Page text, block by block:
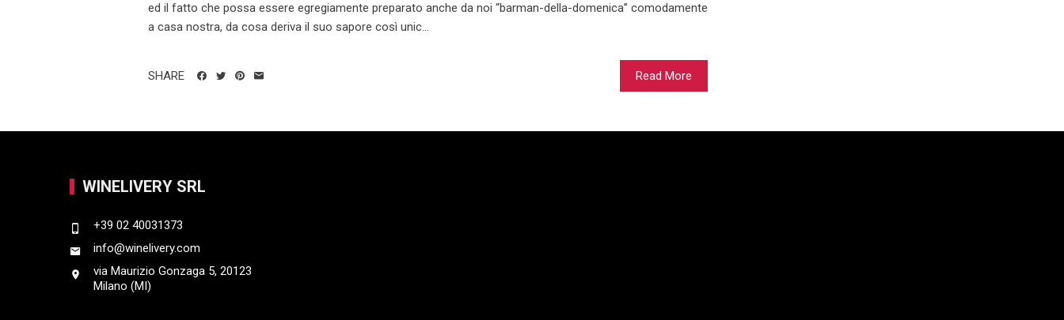
ed il fatto che possa essere egregiamente preparato anche da noi “barman-della-domenica” comodamente
a casa nostra, da cosa deriva il suo sapore così unic...
Read More
SHARE
WINELIVERY SRL
+39 02 40031373
info@winelivery.com
via Maurizio Gonzaga 5, 20123
Milano (MI)